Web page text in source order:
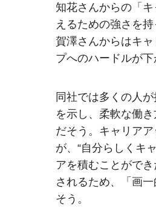
知花さんからの「
えるための強さを
賀澤さんからはキ
プへのハードルが
同社では多くの人
を示し、柔軟な働
だそう。キャリア
が、“自分らしくキ
アを積むことがで
されるため、「画
そう。